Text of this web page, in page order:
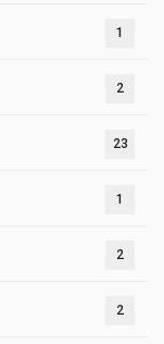
1
2
23
1
2
2